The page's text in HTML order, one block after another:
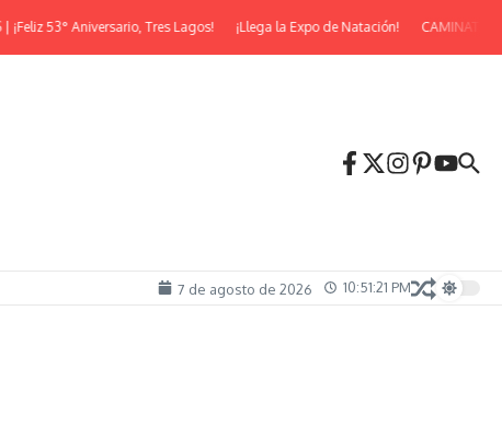
53° Aniversario, Tres Lagos! ¡Llega la Expo de Natación! CAMINATA
7 de agosto de 2026 10:51:22 PM